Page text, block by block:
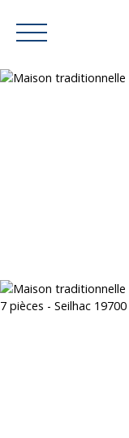
Mes favoris